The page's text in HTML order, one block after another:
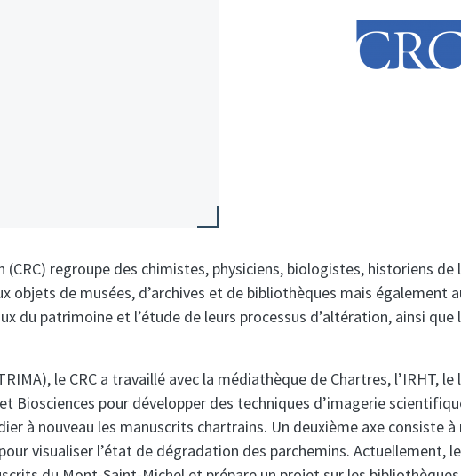
(CRC) regroupe des chimistes, physiciens, biologistes, historiens
objets de musées, d’archives et de bibliothèques mais
du patrimoine et l’étude de leurs processus d’altération, ainsi
le CRC a travaillé avec la médiathèque de Chartres, l’IRHT,
Biosciences pour développer des techniques d’imagerie
à nouveau les manuscrits chartrains. Un deuxième axe consiste
visualiser l’état de dégradation des parchemins. Actuellement, le